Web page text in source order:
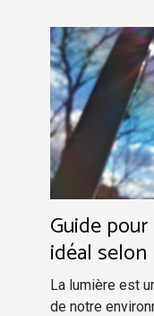
Guide
idéal
foyer
La lumière est
de notre